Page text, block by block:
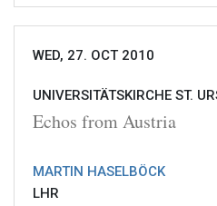
WED, 27. OCT 2010
UNIVERSITÄTSKIRCHE ST.
Echos from Austria
MARTIN HASELBÖCK
LHR